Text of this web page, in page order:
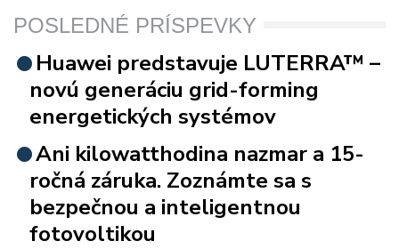
POSLEDNÉ PRÍSPEVKY
Huawei predstavuje LUTERRA™ –
novú generáciu grid-forming
energetických systémov
Ani kilowatthodina nazmar a 15-
ročná záruka. Zoznámte sa s
bezpečnou a inteligentnou
fotovoltikou